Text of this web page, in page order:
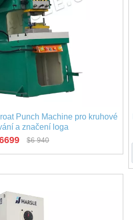
Punch Machine pro kruhové
a značení loga
$6 940